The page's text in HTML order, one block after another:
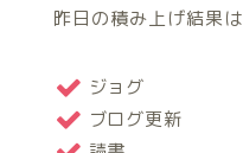
昨日の積み上げ結果は
ジョグ
ブログ更新